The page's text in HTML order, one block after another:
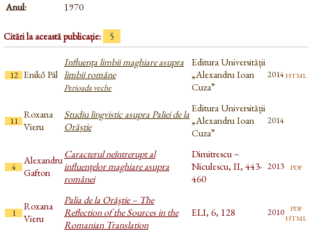
Anul:
1970
Citări la această publicație: 5
12 Enikő Pál
Influența limbii maghiare asupra
limbii române
Perioada veche
Editura Universității
„Alexandru Ioan
Cuza”
2014html
11
Roxana
Vieru
Studiu lingvistic asupra Paliei de la
Orăștie
Editura Universității
„Alexandru Ioan
Cuza”
2014
4
Alexandru
Gafton
Caracterul neîntrerupt al
influențelor maghiare asupra
românei
Dimitrescu –
Niculescu, II, 443-
460
2013 pdf
1
Roxana
Vieru
Palia de la Orăştie – The
Reflection of the Sources in the
Romanian Translation
ELI, 6, 128 2010 pdf
html